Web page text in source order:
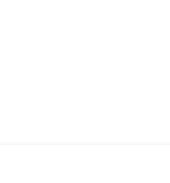
. Důležitý při